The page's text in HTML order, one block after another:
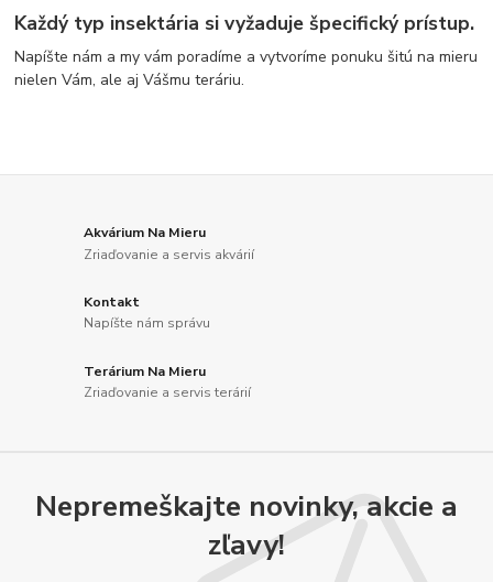
Každý typ insektária si vyžaduje špecifický prístup.
Napíšte nám a my vám poradíme a vytvoríme ponuku šitú na mieru
nielen Vám, ale aj Vášmu teráriu.
Akvárium Na Mieru
Zriaďovanie a servis akvárií
Kontakt
Napíšte nám správu
Terárium Na Mieru
Zriaďovanie a servis terárií
Nepremeškajte novinky, akcie a
zľavy!